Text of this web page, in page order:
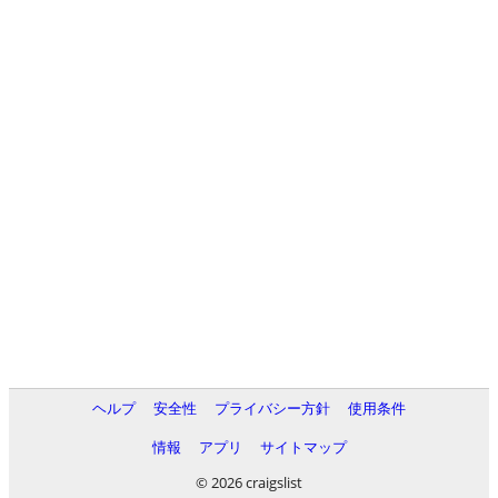
ヘルプ 安全性 プライバシー方針
使用条件
情報
アプリ
サイトマップ
© 2026 craigslist